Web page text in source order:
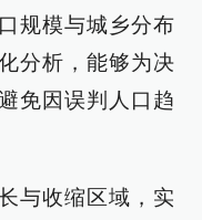
规模与城乡分布
分析，能够为决
免因误判人口趋
与收缩区域，实